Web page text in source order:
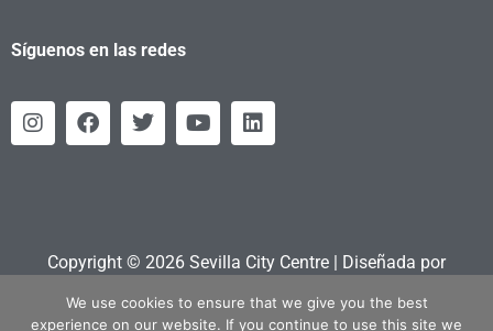
Síguenos en las redes
Copyright © 2026 Sevilla City Centre | Diseñada por
We use cookies to ensure that we give you the best
experience on our website. If you continue to use this site we